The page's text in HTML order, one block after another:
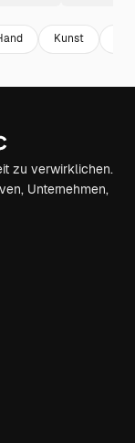
Kunst
zu verwirklichen.
Unternehmen,